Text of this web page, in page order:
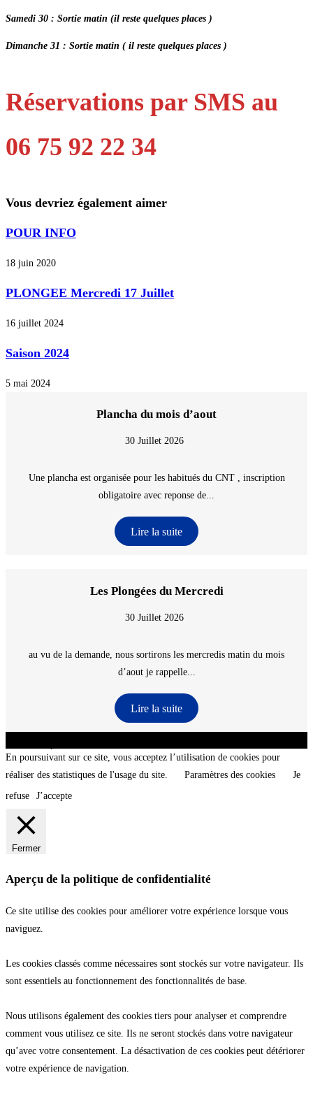
Samedi 30 : Sortie matin (il reste quelques places )
Dimanche 31 : Sortie matin ( il reste quelques places )
Réservations par SMS au
06 75 92 22 34
Vous devriez également aimer
POUR INFO
18 juin 2020
PLONGEE Mercredi 17 Juillet
16 juillet 2024
Saison 2024
5 mai 2024
Plancha du mois d’aout
30 Juillet 2026
Une plancha est organisée pour les habitués du CNT , inscription
obligatoire avec reponse de...
Lire la suite
Les Plongées du Mercredi
30 Juillet 2026
au vu de la demande, nous sortirons les mercredis matin du mois
d’aout je rappelle...
Lire la suite
En poursuivant sur ce site, vous acceptez l’utilisation de cookies pour
réaliser des statistiques de l'usage du site.
Paramètres des cookies
Je
refuse
J’accepte
Fermer
Aperçu de la politique de confidentialité
Ce site utilise des cookies pour améliorer votre expérience lorsque vous
naviguez.
Les cookies classés comme nécessaires sont stockés sur votre navigateur. Ils
sont essentiels au fonctionnement des fonctionnalités de base.
Nous utilisons également des cookies tiers pour analyser et comprendre
comment vous utilisez ce site. Ils ne seront stockés dans votre navigateur
qu’avec votre consentement. La désactivation de ces cookies peut détériorer
votre expérience de navigation.